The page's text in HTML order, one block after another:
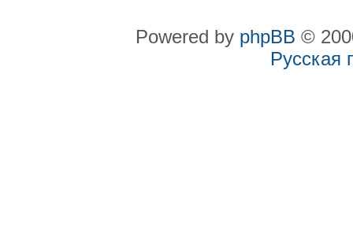
Powered by phpBB ©
Русская